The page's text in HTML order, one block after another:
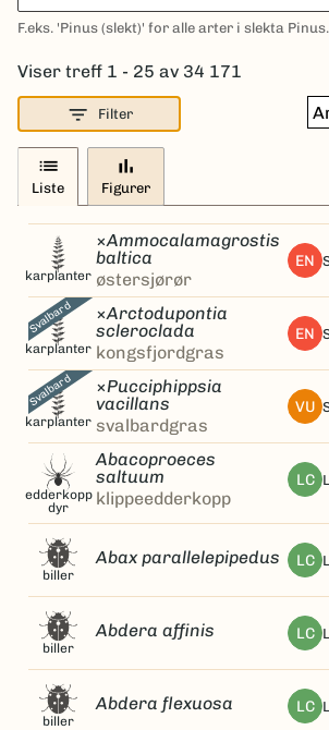
F.eks. 'Pinus (slekt)' for alle arter i slekta Pinus.
Viser treff 1 - 25 av 34 171
filter_list Filter
list
Liste
bar_chart
Figurer
karplanter
×Ammocalamagrostis
baltica
østersjørør
EN
Svalbard
karplanter
×Arctodupontia
scleroclada
kongsfjordgras
EN
Svalbard
karplanter
×Pucciphippsia
vacillans
svalbardgras
VU
edderkopp
dyr
Abacoproeces
saltuum
klippeedderkopp
LC
biller
Abax parallelepipedus LC
biller
Abdera affinis LC
biller
Abdera flexuosa LC